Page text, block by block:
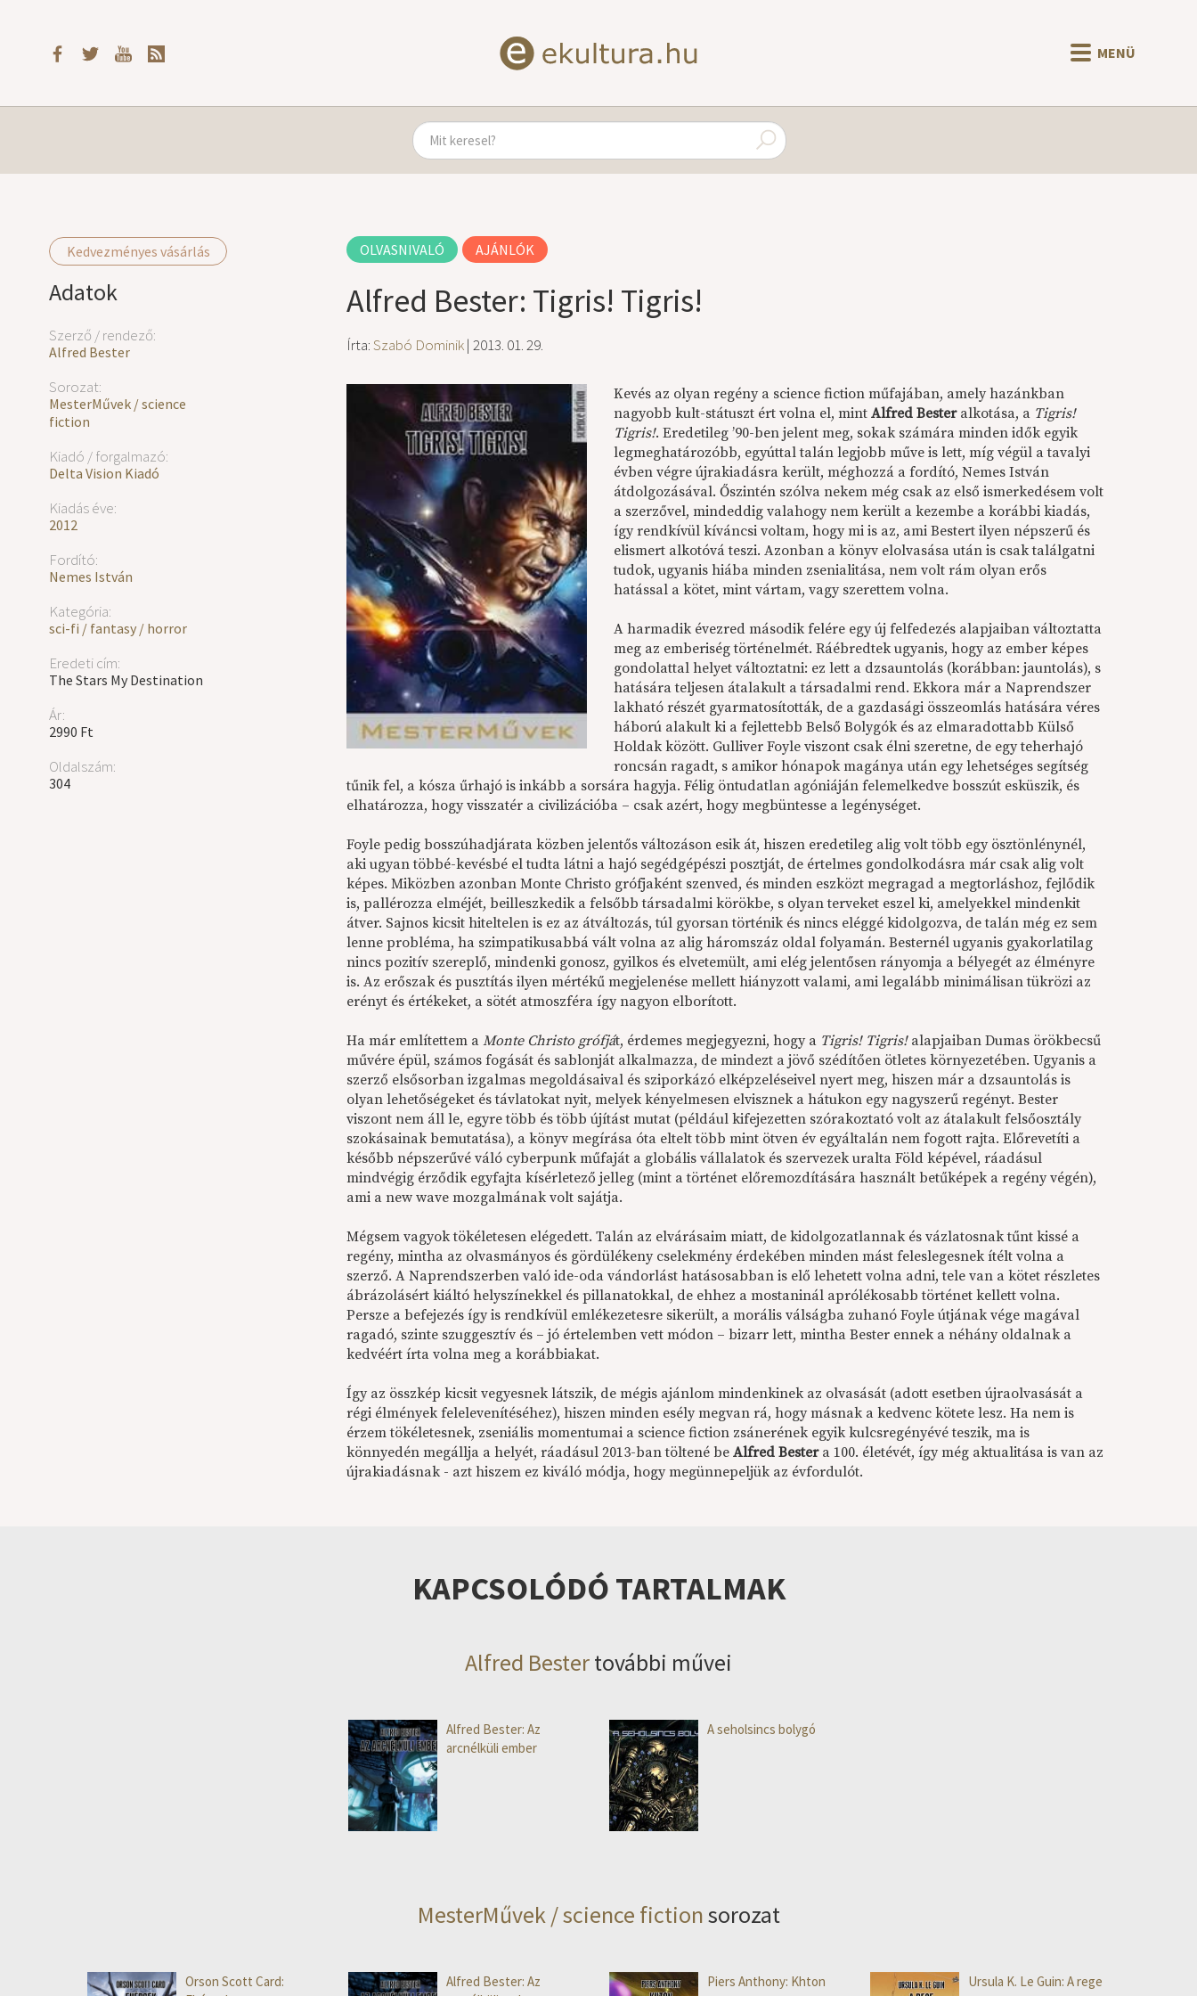
MENÜ
Kedvezményes vásárlás
Adatok
Szerző / rendező:
Alfred Bester
Sorozat:
MesterMűvek / science
fiction
Kiadó / forgalmazó:
Delta Vision Kiadó
Kiadás éve:
2012
Fordító:
Nemes István
Kategória:
sci-fi / fantasy / horror
Eredeti cím:
The Stars My Destination
Ár:
2990 Ft
Oldalszám:
304
OLVASNIVALÓ AJÁNLÓK
Alfred Bester: Tigris! Tigris!
Írta:Szabó Dominik| 2013. 01. 29.
Kevés az olyan regény a science fiction műfajában, amely hazánkban
nagyobb kult-státuszt ért volna el, mintAlfred Besteralkotása, a Tigris!
Tigris!. Eredetileg ’90-ben jelent meg, sokak számára minden idők egyik
legmeghatározóbb, egyúttal talán legjobb műve is lett, míg végül a tavalyi
évben végre újrakiadásra került, méghozzá a fordító, Nemes István
átdolgozásával. Őszintén szólva nekem még csak az első ismerkedésem volt
a szerzővel, mindeddig valahogy nem került a kezembe a korábbi kiadás,
így rendkívül kíváncsi voltam, hogy mi is az, ami Bestert ilyen népszerű és
elismert alkotóvá teszi. Azonban a könyv elolvasása után is csak találgatni
tudok, ugyanis hiába minden zsenialitása, nem volt rám olyan erős
hatással a kötet, mint vártam, vagy szerettem volna.
A harmadik évezred második felére egy új felfedezés alapjaiban változtatta
meg az emberiség történelmét. Ráébredtek ugyanis, hogy az ember képes
gondolattal helyet változtatni: ez lett a dzsauntolás (korábban: jauntolás), s
hatására teljesen átalakult a társadalmi rend. Ekkora már a Naprendszer
lakható részét gyarmatosították, de a gazdasági összeomlás hatására véres
háború alakult ki a fejlettebb Belső Bolygók és az elmaradottabb Külső
Holdak között. Gulliver Foyle viszont csak élni szeretne, de egy teherhajó
roncsán ragadt, s amikor hónapok magánya után egy lehetséges segítség
tűnik fel, a kósza űrhajó is inkább a sorsára hagyja. Félig öntudatlan agóniáján felemelkedve bosszút esküszik, és
elhatározza, hogy visszatér a civilizációba – csak azért, hogy megbüntesse a legénységet.
Foyle pedig bosszúhadjárata közben jelentős változáson esik át, hiszen eredetileg alig volt több egy ösztönlénynél,
aki ugyan többé-kevésbé el tudta látni a hajó segédgépészi posztját, de értelmes gondolkodásra már csak alig volt
képes. Miközben azonban Monte Christo grófjaként szenved, és minden eszközt megragad a megtorláshoz, fejlődik
is, pallérozza elméjét, beilleszkedik a felsőbb társadalmi körökbe, s olyan terveket eszel ki, amelyekkel mindenkit
átver. Sajnos kicsit hiteltelen is ez az átváltozás, túl gyorsan történik és nincs eléggé kidolgozva, de talán még ez sem
lenne probléma, ha szimpatikusabbá vált volna az alig háromszáz oldal folyamán. Besternél ugyanis gyakorlatilag
nincs pozitív szereplő, mindenki gonosz, gyilkos és elvetemült, ami elég jelentősen rányomja a bélyegét az élményre
is. Az erőszak és pusztítás ilyen mértékű megjelenése mellett hiányzott valami, ami legalább minimálisan tükrözi az
erényt és értékeket, a sötét atmoszféra így nagyon elborított.
Ha már említettem aMonte Christo grófját, érdemes megjegyezni, hogy a Tigris! Tigris!alapjaiban Dumas örökbecsű
művére épül, számos fogását és sablonját alkalmazza, de mindezt a jövő szédítően ötletes környezetében. Ugyanis a
szerző elsősorban izgalmas megoldásaival és sziporkázó elképzeléseivel nyert meg, hiszen már a dzsauntolás is
olyan lehetőségeket és távlatokat nyit, melyek kényelmesen elvisznek a hátukon egy nagyszerű regényt. Bester
viszont nem áll le, egyre több és több újítást mutat (például kifejezetten szórakoztató volt az átalakult felsőosztály
szokásainak bemutatása), a könyv megírása óta eltelt több mint ötven év egyáltalán nem fogott rajta. Előrevetíti a
később népszerűvé váló cyberpunk műfaját a globális vállalatok és szervezek uralta Föld képével, ráadásul
mindvégig érződik egyfajta kísérletező jelleg (mint a történet előremozdítására használt betűképek a regény végén),
ami a new wave mozgalmának volt sajátja.
Mégsem vagyok tökéletesen elégedett. Talán az elvárásaim miatt, de kidolgozatlannak és vázlatosnak tűnt kissé a
regény, mintha az olvasmányos és gördülékeny cselekmény érdekében minden mást feleslegesnek ítélt volna a
szerző. A Naprendszerben való ide-oda vándorlást hatásosabban is elő lehetett volna adni, tele van a kötet részletes
ábrázolásért kiáltó helyszínekkel és pillanatokkal, de ehhez a mostaninál aprólékosabb történet kellett volna.
Persze a befejezés így is rendkívül emlékezetesre sikerült, a morális válságba zuhanó Foyle útjának vége magával
ragadó, szinte szuggesztív és – jó értelemben vett módon – bizarr lett, mintha Bester ennek a néhány oldalnak a
kedvéért írta volna meg a korábbiakat.
Így az összkép kicsit vegyesnek látszik, de mégis ajánlom mindenkinek az olvasását (adott esetben újraolvasását a
régi élmények felelevenítéséhez), hiszen minden esély megvan rá, hogy másnak a kedvenc kötete lesz. Ha nem is
érzem tökéletesnek, zseniális momentumai a science fiction zsánerének egyik kulcsregényévé teszik, ma is
könnyedén megállja a helyét, ráadásul 2013-ban töltené beAlfred Bestera 100. életévét, így még aktualitása is van az
újrakiadásnak - azt hiszem ez kiváló módja, hogy megünnepeljük az évfordulót.
KAPCSOLÓDÓ TARTALMAK
Alfred Bestertovábbi művei
Alfred Bester: Az
arcnélküli ember
A seholsincs bolygó
MesterMűvek / science fictionsorozat
Orson Scott Card:
Alfred Bester: Az
Piers Anthony: Khton Ursula K. Le Guin: A rege